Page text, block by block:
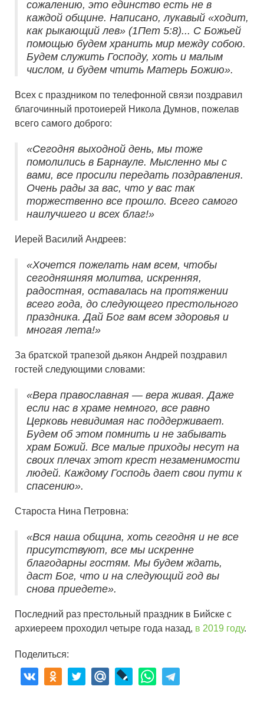
сожалению, это единство есть не в
каждой общине. Написано, лукавый «ходит,
как рыкающий лев» (1Пет 5:8)... С Божьей
помощью будем хранить мир между собою.
Будем служить Господу, хоть и малым
числом, и будем чтить Матерь Божию».
Всех с праздником по телефонной связи поздравил
благочинный протоиерей Никола Думнов, пожелав
всего самого доброго:
«Сегодня выходной день, мы тоже
помолились в Барнауле. Мысленно мы с
вами, все просили передать поздравления.
Очень рады за вас, что у вас так
торжественно все прошло. Всего самого
наилучшего и всех благ!»
Иерей Василий Андреев:
«Хочется пожелать нам всем, чтобы
сегодняшняя молитва, искренняя,
радостная, оставалась на протяжении
всего года, до следующего престольного
праздника. Дай Бог вам всем здоровья и
многая лета!»
За братской трапезой дьякон Андрей поздравил
гостей следующими словами:
«Вера православная — вера живая. Даже
если нас в храме немного, все равно
Церковь невидимая нас поддерживает.
Будем об этом помнить и не забывать
храм Божий. Все малые приходы несут на
своих плечах этот крест незаменимости
людей. Каждому Господь дает свои пути к
спасению».
Староста Нина Петровна:
«Вся наша община, хоть сегодня и не все
присутствуют, все мы искренне
благодарны гостям. Мы будем ждать,
даст Бог, что и на следующий год вы
снова приедете».
Последний раз престольный праздник в Бийске с
архиереем проходил четыре года назад, в 2019 году.
Поделиться: